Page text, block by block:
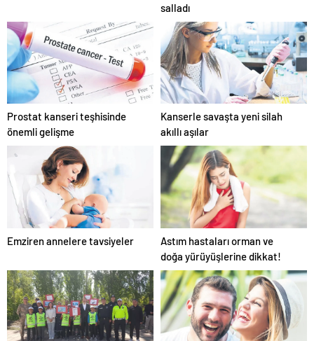
salladı
Prostat kanseri teşhisinde
önemli gelişme
Kanserle savaşta yeni silah
akıllı aşılar
Emziren annelere tavsiyeler
Astım hastaları orman ve
doğa yürüyüşlerine dikkat!